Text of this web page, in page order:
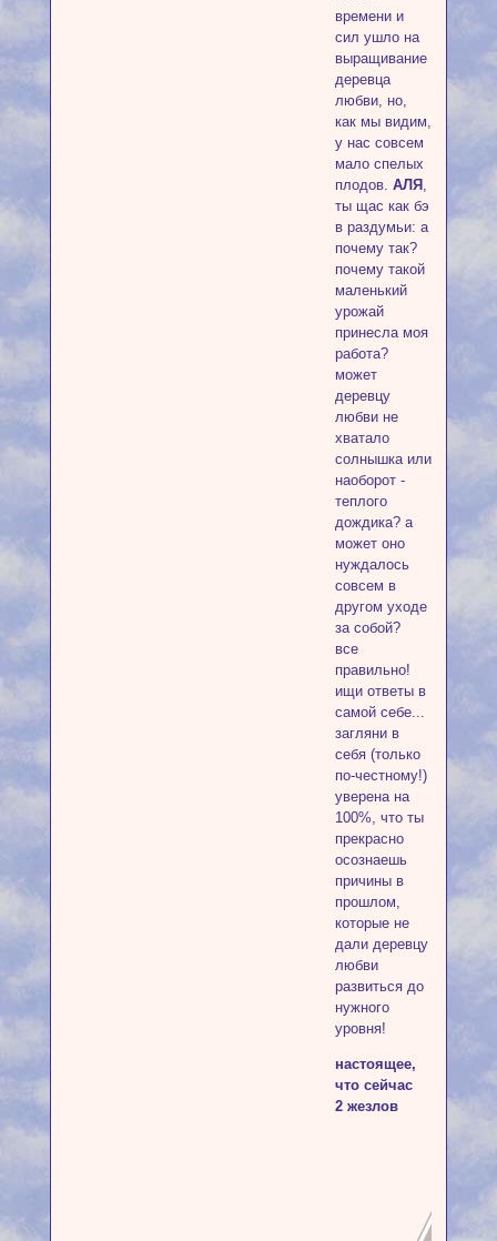
времени и
сил ушло на
выращивание
деревца
любви, но,
как мы видим,
у нас совсем
мало спелых
плодов. АЛЯ ,
ты щас как бэ
в раздумьи: а
почему так?
почему такой
маленький
урожай
принесла моя
работа?
может
деревцу
любви не
хватало
солнышка или
наоборот -
теплого
дождика? а
может оно
нуждалось
совсем в
другом уходе
за собой?
все
правильно!
ищи ответы в
самой себе...
загляни в
себя (только
по-честному!)
уверена на
100%, что ты
прекрасно
осознаешь
причины в
прошлом,
которые не
дали деревцу
любви
развиться до
нужного
уровня!
настоящее,
что сейчас
2 жезлов